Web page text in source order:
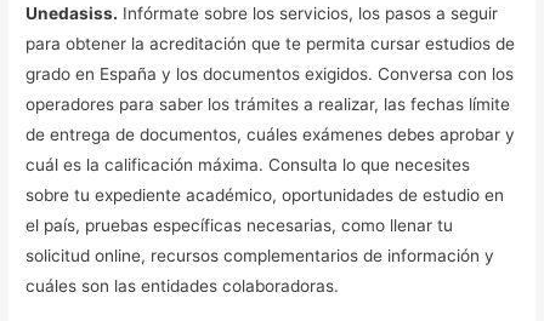
Unedasiss. Infórmate sobre los servicios, los pasos a seguir
para obtener la acreditación que te permita cursar estudios de
grado en España y los documentos exigidos. Conversa con los
operadores para saber los trámites a realizar, las fechas límite
de entrega de documentos, cuáles exámenes debes aprobar y
cuál es la calificación máxima. Consulta lo que necesites
sobre tu expediente académico, oportunidades de estudio en
el país, pruebas específicas necesarias, como llenar tu
solicitud online, recursos complementarios de información y
cuáles son las entidades colaboradoras.